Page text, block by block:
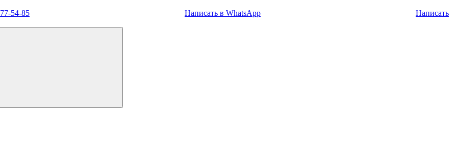
54-85 Написать в WhatsApp Написать